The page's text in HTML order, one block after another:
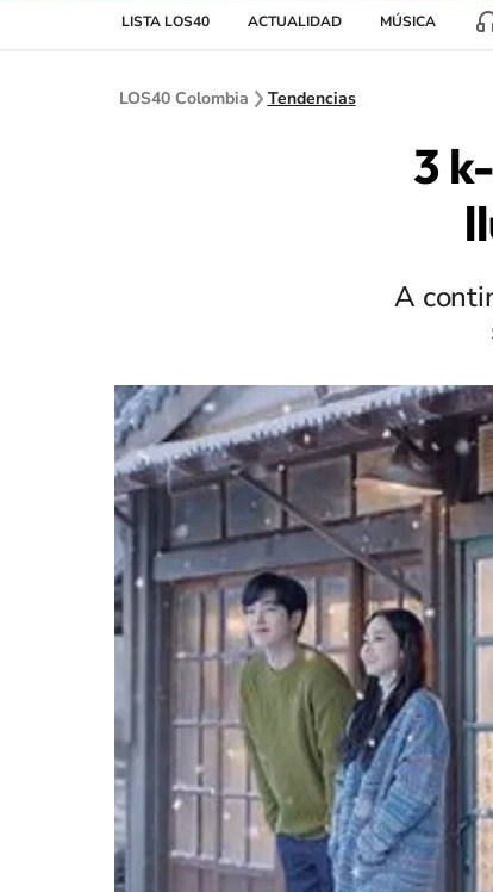
LISTA LOS40 ACTUALIDAD MÚSICA
LOS40 Colombia Tendencias
3
A